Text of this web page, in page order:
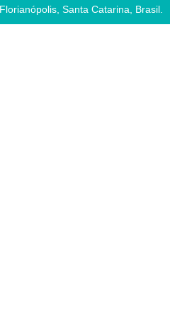
Santa Catarina, Brasil.